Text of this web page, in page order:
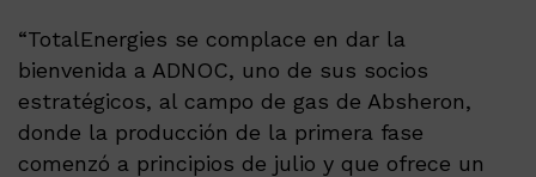
“TotalEnergies se complace en dar la
bienvenida a ADNOC, uno de sus socios
estratégicos, al campo de gas de Absheron,
donde la producción de la primera fase
comenzó a principios de julio y que ofrece un